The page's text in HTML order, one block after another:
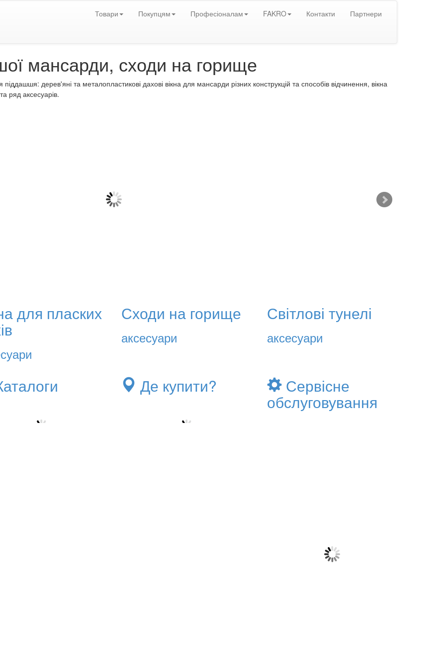
Товари Покупцям Професіоналам FAKRO Контакти Партнери
мансарди, сходи на горище
дерев'яні та металопластикові дахові вікна для мансарди різних конструкцій та способів відчинення, вікна
ряд аксесуарів.
Ознайомтеся з нашою історією
для пласких Сходи на горище
аксесуари
Світлові тунелі
аксесуари
Де купити? Сервісне
обслуговування